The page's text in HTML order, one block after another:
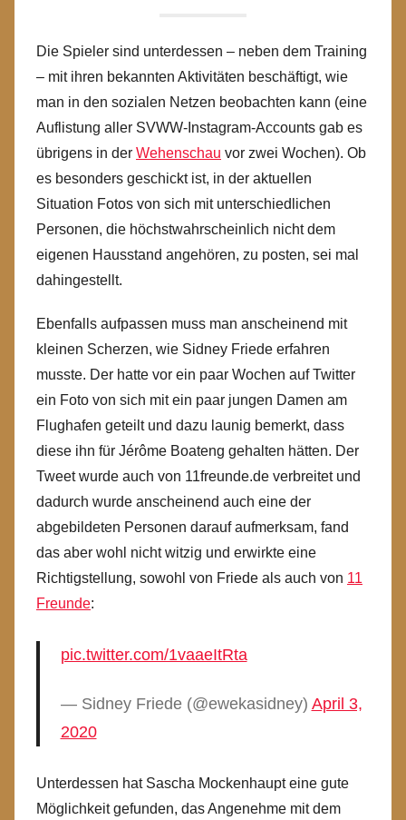
Die Spieler sind unterdessen – neben dem Training
– mit ihren bekannten Aktivitäten beschäftigt, wie
man in den sozialen Netzen beobachten kann (eine
Auflistung aller SVWW-Instagram-Accounts gab es
übrigens in der Wehenschau vor zwei Wochen). Ob
es besonders geschickt ist, in der aktuellen
Situation Fotos von sich mit unterschiedlichen
Personen, die höchstwahrscheinlich nicht dem
eigenen Hausstand angehören, zu posten, sei mal
dahingestellt.
Ebenfalls aufpassen muss man anscheinend mit
kleinen Scherzen, wie Sidney Friede erfahren
musste. Der hatte vor ein paar Wochen auf Twitter
ein Foto von sich mit ein paar jungen Damen am
Flughafen geteilt und dazu launig bemerkt, dass
diese ihn für Jérôme Boateng gehalten hätten. Der
Tweet wurde auch von 11freunde.de verbreitet und
dadurch wurde anscheinend auch eine der
abgebildeten Personen darauf aufmerksam, fand
das aber wohl nicht witzig und erwirkte eine
Richtigstellung, sowohl von Friede als auch von 11
Freunde:
pic.twitter.com/1vaaeItRta
— Sidney Friede (@ewekasidney) April 3,
2020
Unterdessen hat Sascha Mockenhaupt eine gute
Möglichkeit gefunden, das Angenehme mit dem